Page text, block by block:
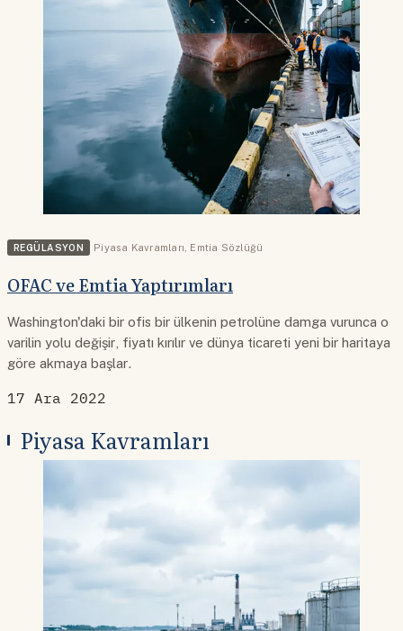
REGÜLASYON Piyasa Kavramları Emtia Sözlüğü
OFAC ve Emtia Yaptırımları
Washington'daki bir ofis bir ülkenin petrolüne damga vurunca o
varilin yolu değişir, fiyatı kırılır ve dünya ticareti yeni bir haritaya
göre akmaya başlar.
17 Ara 2022
Piyasa Kavramları